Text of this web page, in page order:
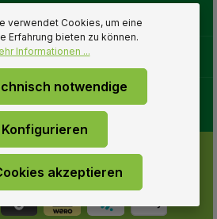
verwendet Cookies, um eine
Erfahrung bieten zu können.
Informationen ...
notwendige
Konfigurieren
akzeptieren